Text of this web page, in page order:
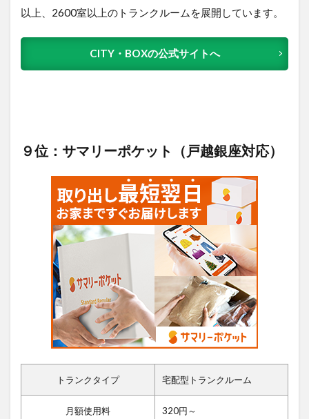
以上、2600室以上のトランクルームを展開しています。
CITY・BOXの公式サイトへ
９位：サマリーポケット（戸越銀座対応）
トランクタイプ 宅配型トランクルーム
月額使用料 320円～